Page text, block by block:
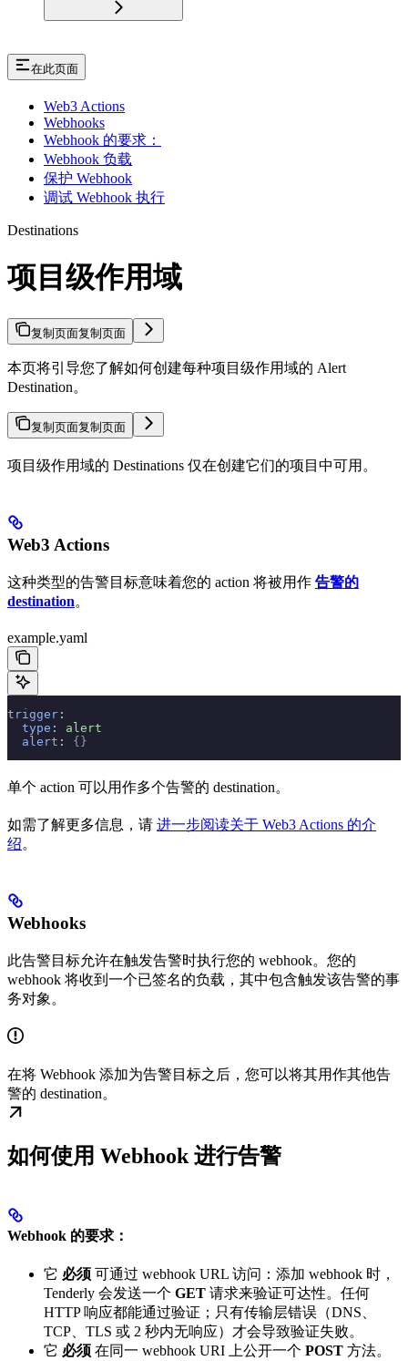
在此页面
Web3 Actions
Webhooks
Webhook 的要求：
Webhook 负载
保护 Webhook
调试 Webhook 执行
Destinations
项目级作用域
复制页面复制页面
本页将引导您了解如何创建每种项目级作用域的 Alert
Destination。
复制页面复制页面
项目级作用域的 Destinations 仅在创建它们的项目中可用。
Web3 Actions
这种类型的告警目标意味着您的 action 将被用作 告警的
destination。
example.yaml
trigger :
  type
:
alert
  alert
: {}
单个 action 可以用作多个告警的 destination。
如需了解更多信息，请 进一步阅读关于 Web3 Actions 的介
绍。
Webhooks
此告警目标允许在触发告警时执行您的 webhook。您的
webhook 将收到一个已签名的负载，其中包含触发该告警的事
务对象。
在将 Webhook 添加为告警目标之后，您可以将其用作其他告
警的 destination。
如何使用 Webhook 进行告警
Webhook 的要求：
它 必须 可通过 webhook URL 访问：添加 webhook 时，
Tenderly 会发送一个 GET 请求来验证可达性。任何
HTTP 响应都能通过验证；只有传输层错误（DNS、
TCP、TLS 或 2 秒内无响应）才会导致验证失败。
它 必须 在同一 webhook URI 上公开一个 POST 方法。